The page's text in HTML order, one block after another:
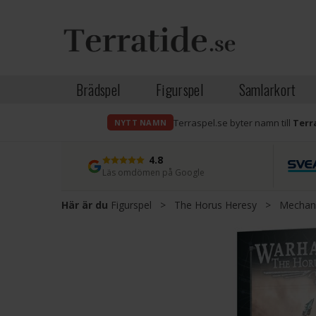
Brädspel Figurspel Samlarkort
NYTT NAMN Terraspel.se byter namn till
4.8
Läs omdömen på Google
Här är du Figurspel > The Horus Heresy >